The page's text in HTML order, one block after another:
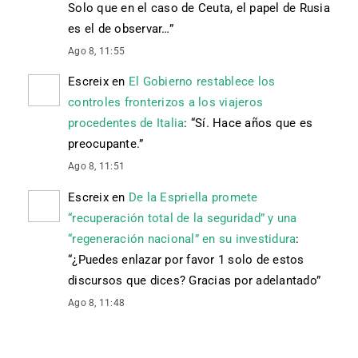
Solo que en el caso de Ceuta, el papel de Rusia
es el de observar…”
Ago 8, 11:55
Escreixen El Gobierno restablece los
controles fronterizos a los viajeros
procedentes de Italia: “Sí. Hace años que es
preocupante.”
Ago 8, 11:51
Escreixen De la Espriella promete
“recuperación total de la seguridad” y una
“regeneración nacional” en su investidura:
“¿Puedes enlazar por favor 1 solo de estos
discursos que dices? Gracias por adelantado”
Ago 8, 11:48